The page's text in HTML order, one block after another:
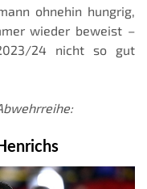
ohnehin hungrig,
wieder beweist –
24 nicht so gut